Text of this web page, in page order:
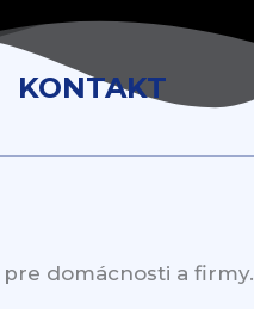
KONTAKT
domácnosti a firmy.